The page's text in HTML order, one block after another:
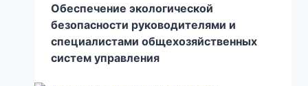
Обеспечение экологической
безопасности руководителями и
специалистами общехозяйственных
систем управления